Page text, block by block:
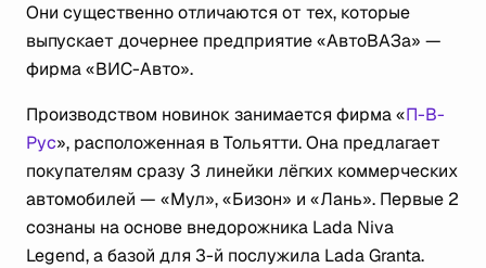
Они существенно отличаются от тех, которые
выпускает дочернее предприятие «АвтоВАЗа» —
фирма «ВИС-Авто».
Производством новинок занимается фирма «П-В-
Рус», расположенная в Тольятти. Она предлагает
покупателям сразу 3 линейки лёгких коммерческих
автомобилей — «Мул», «Бизон» и «Лань». Первые 2
сознаны на основе внедорожника Lada Niva
Legend, а базой для 3-й послужила Lada Granta.